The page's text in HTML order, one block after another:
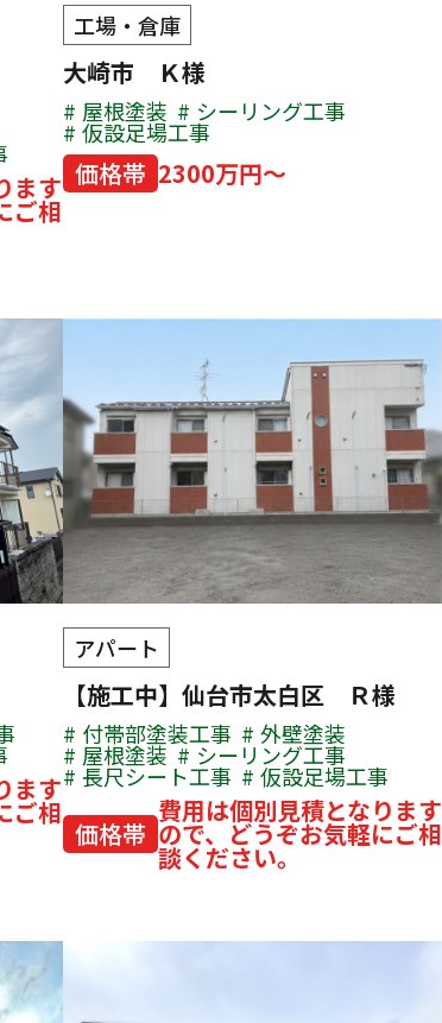
ます
ご相
工場・倉庫
大崎市 Ｋ様
屋根塗装 シーリング工事
仮設足場工事
価格帯 2300万円～
ます
ご相
アパート
【施工中】仙台市太白区 Ｒ様
付帯部塗装工事 外壁塗装
屋根塗装 シーリング工事
長尺シート工事 仮設足場工事
価格帯
費用は個別見積となります
ので、どうぞお気軽にご相
談ください。